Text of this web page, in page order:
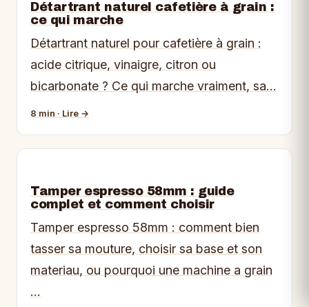
Détartrant naturel cafetière à grain :
ce qui marche
Détartrant naturel pour cafetière à grain :
acide citrique, vinaigre, citron ou
bicarbonate ? Ce qui marche vraiment, sa…
8 min · Lire →
Tamper espresso 58mm : guide
complet et comment choisir
Tamper espresso 58mm : comment bien
tasser sa mouture, choisir sa base et son
materiau, ou pourquoi une machine a grain
…